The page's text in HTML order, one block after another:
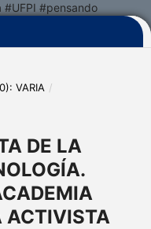
#UFPI #pensando
VARIA /
DE LA
ACTIVISTA